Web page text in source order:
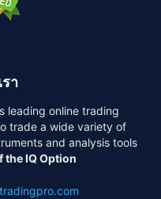
รา
leading online trading
trade a wide variety of
and analysis tools
the IQ Option